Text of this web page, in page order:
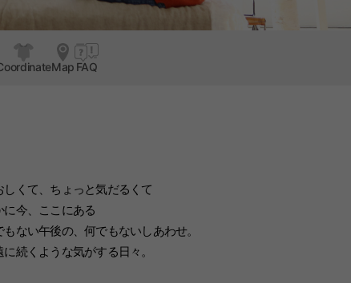
Map FAQ
しくて、ちょっと気だるくて
に今、ここにある
もない午後の、何でもないしあわせ。
に続くような気がする日々。